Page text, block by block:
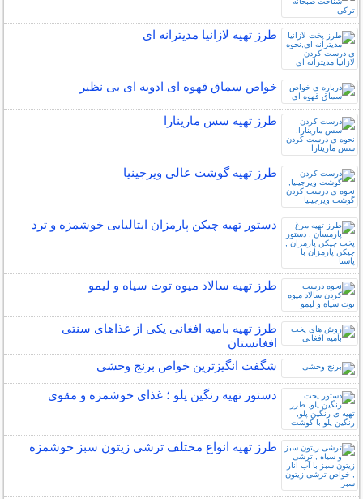
طرز تهیه لازانیا مدیترانه ای
خواص سماق قهوه ای ادویه ای بی نظیر
طرز تهیه سس مارینارا
طرز تهیه گوشت عالی ویرجینیا
دستور تهیه چیکن پارمزان ایتالیایی خوشمزه و ترد
طرز تهیه سالاد میوه توت سیاه و لیمو
طرز تهیه بامیه افغانی یکی از غذاهای سنتی
افغانستان
شگفت انگیزترین خواص برنج وحشی
دستور تهیه رنگین پلو ؛ غذای خوشمزه و مقوی
طرز تهیه انواع مختلف ترشی زیتون سبز خوشمزه